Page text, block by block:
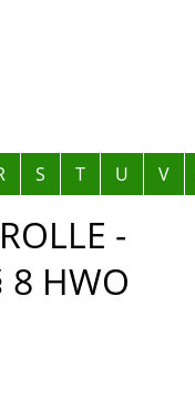
S T U V
-
8 HWO